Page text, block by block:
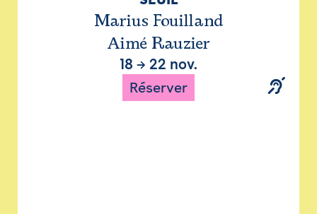
Marius Fouilland
Aimé Rauzier
18 → 22 nov.
Réserver